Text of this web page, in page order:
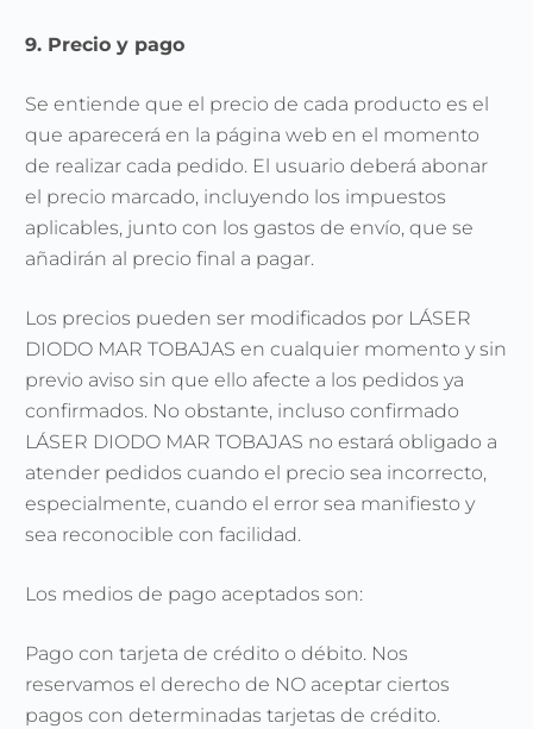
9. Precio y pago
Se entiende que el precio de cada producto es el
que aparecerá en la página web en el momento
de realizar cada pedido. El usuario deberá abonar
el precio marcado, incluyendo los impuestos
aplicables, junto con los gastos de envío, que se
añadirán al precio final a pagar.
Los precios pueden ser modificados por LÁSER
DIODO MAR TOBAJAS en cualquier momento y sin
previo aviso sin que ello afecte a los pedidos ya
confirmados. No obstante, incluso confirmado
LÁSER DIODO MAR TOBAJAS no estará obligado a
atender pedidos cuando el precio sea incorrecto,
especialmente, cuando el error sea manifiesto y
sea reconocible con facilidad.
Los medios de pago aceptados son:
Pago con tarjeta de crédito o débito. Nos
reservamos el derecho de NO aceptar ciertos
pagos con determinadas tarjetas de crédito.